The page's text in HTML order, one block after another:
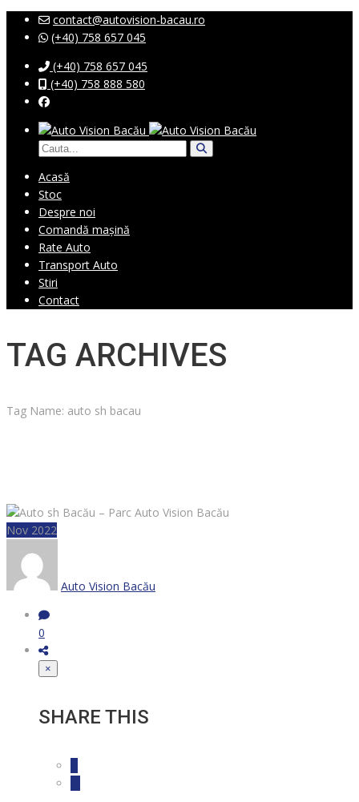
contact@autovision-bacau.ro
(+40) 758 657 045
(+40) 758 657 045
(+40) 758 888 580
Acasă
Stoc
Despre noi
Comandă mașină
Rate Auto
Transport Auto
Stiri
Contact
TAG ARCHIVES
Tag Name: auto sh bacau
Nov 2022
Auto Vision Bacău
0
×
SHARE THIS